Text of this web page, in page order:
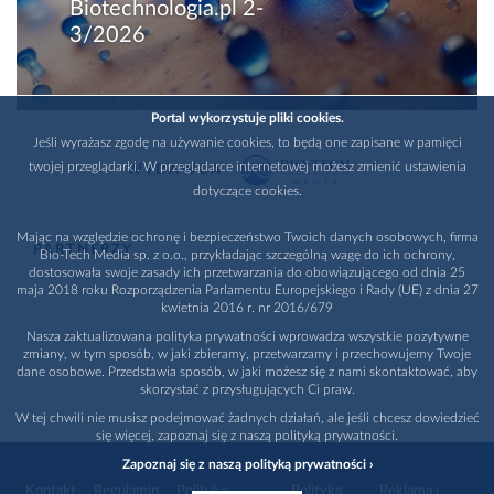
Biotechnologia.pl 2-
3/2026
WYDAWCA
PARTNERZY
Polityka Polityka
Portal wykorzystuje pliki cookies.
Jeśli wyrażasz zgodę na używanie cookies, to będą one zapisane w pamięci
twojej przeglądarki. W przeglądarce internetowej możesz zmienić ustawienia
dotyczące cookies.
Mając na względzie ochronę i bezpieczeństwo Twoich danych osobowych, firma
Bio-Tech Media sp. z o.o., przykładając szczególną wagę do ich ochrony,
dostosowała swoje zasady ich przetwarzania do obowiązującego od dnia 25
maja 2018 roku Rozporządzenia Parlamentu Europejskiego i Rady (UE) z dnia 27
kwietnia 2016 r. nr 2016/679
Nasza zaktualizowana polityka prywatności wprowadza wszystkie pozytywne
zmiany, w tym sposób, w jaki zbieramy, przetwarzamy i przechowujemy Twoje
dane osobowe. Przedstawia sposób, w jaki możesz się z nami skontaktować, aby
skorzystać z przysługujących Ci praw.
W tej chwili nie musisz podejmować żadnych działań, ale jeśli chcesz dowiedzieć
się więcej, zapoznaj się z naszą polityką prywatności.
Zapoznaj się z naszą polityką prywatności ›